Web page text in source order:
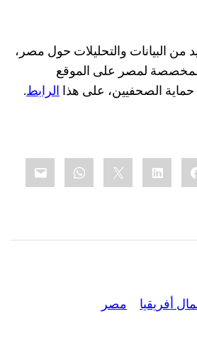
من البيانات والتحليلات حول مصر،
لمصر على الموقع
حماية الصحفيين، على هذاالرابط.
Facebook
LinkedIn
أفريقيا
مصر